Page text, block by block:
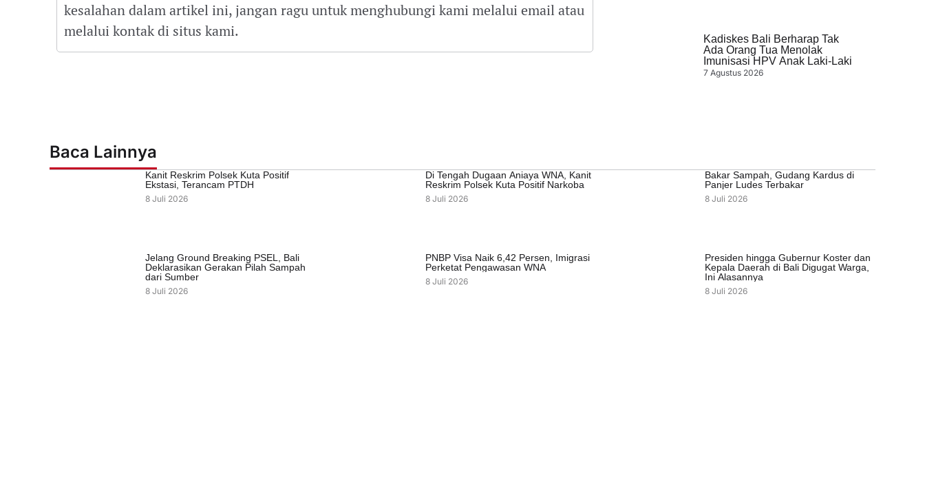
kesalahan dalam artikel ini, jangan ragu untuk menghubungi kami melalui email atau
melalui kontak di situs kami.
Kadiskes Bali Berharap Tak
Ada Orang Tua Menolak
Imunisasi HPV Anak Laki-Laki
7 Agustus 2026
Baca Lainnya
Kanit Reskrim Polsek Kuta Positif
Ekstasi, Terancam PTDH
8 Juli 2026
Di Tengah Dugaan Aniaya WNA, Kanit
Reskrim Polsek Kuta Positif Narkoba
8 Juli 2026
Bakar Sampah, Gudang Kardus di
Panjer Ludes Terbakar
8 Juli 2026
Jelang Ground Breaking PSEL, Bali
Deklarasikan Gerakan Pilah Sampah
dari Sumber
8 Juli 2026
PNBP Visa Naik 6,42 Persen, Imigrasi
Perketat Pengawasan WNA
8 Juli 2026
Presiden hingga Gubernur Koster dan
Kepala Daerah di Bali Digugat Warga,
Ini Alasannya
8 Juli 2026